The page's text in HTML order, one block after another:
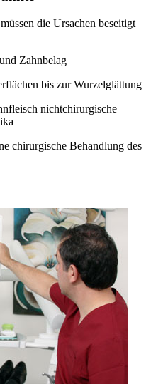
die Ursachen beseitigt
Zahnbelag
bis zur Wurzelglättung
nichtchirurgische
chirurgische Behandlung des